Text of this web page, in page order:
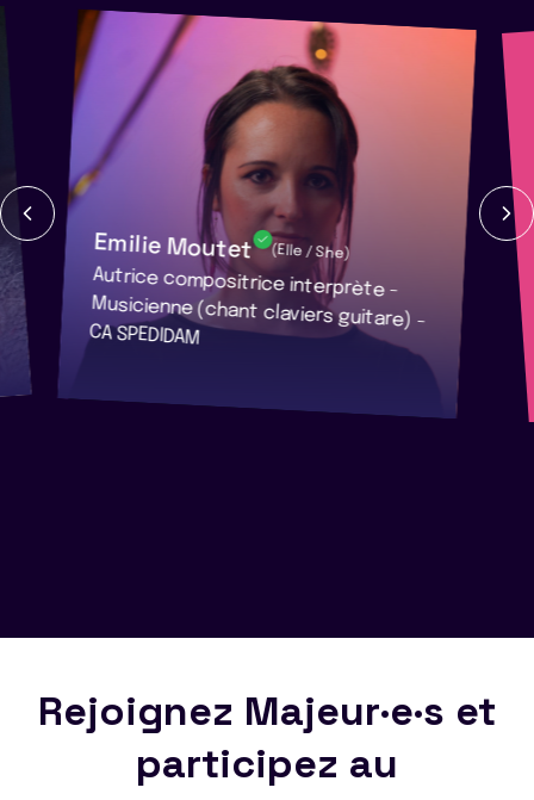
Emilie Moutet (Elle / She)
Autrice compositrice interprète -
Musicienne (chant claviers guitare) -
CA SPEDIDAM
Rejoignez Majeur·e·s et
participez au